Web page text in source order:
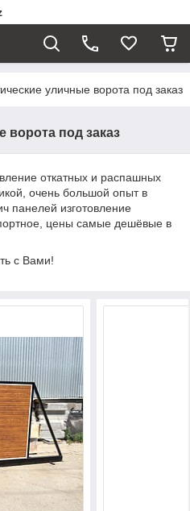
уличные ворота под заказ
ворота под заказ
откатных и распашных
очень большой опыт в
панелей изготовление
цены самые дешёвые в
с Вами!